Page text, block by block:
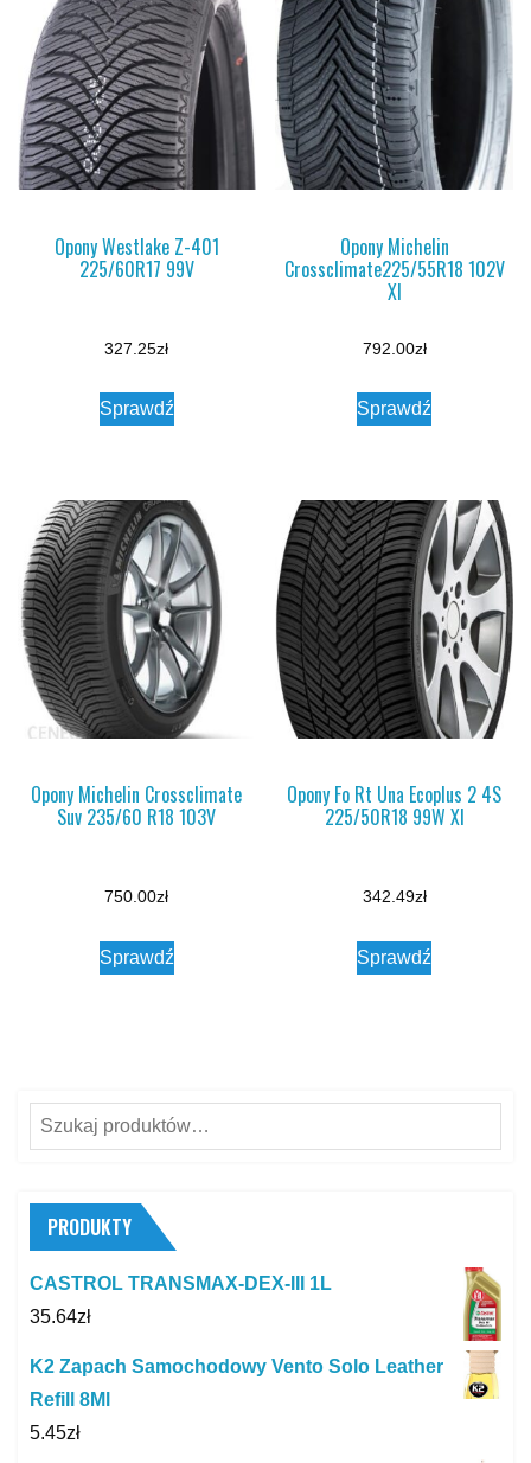
Opony Westlake Z-401
225/60R17 99V
327.25zł
Sprawdź
Opony Michelin
Crossclimate225/55R18 102V
Xl
792.00zł
Sprawdź
Opony Michelin Crossclimate
Suv 235/60 R18 103V
750.00zł
Sprawdź
Opony Fo Rt Una Ecoplus 2 4S
225/50R18 99W Xl
342.49zł
Sprawdź
Szukaj:
PRODUKTY
CASTROL TRANSMAX-DEX-III 1L
35.64zł
K2 Zapach Samochodowy Vento Solo Leather
Refill 8Ml
5.45zł